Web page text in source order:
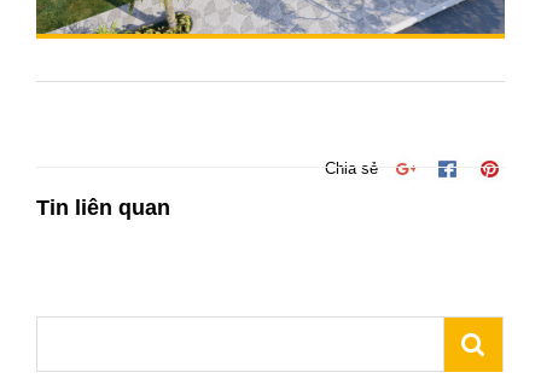
Chia sẻ
Tin liên quan